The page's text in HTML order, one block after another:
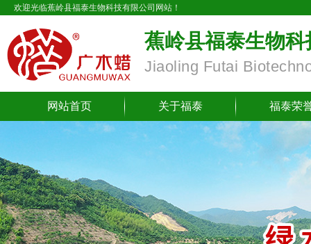
欢迎光临蕉岭县福泰生物科技有限公司网站！
蕉岭县福泰生物
Jiaoling Futai
网站首页 关于福泰 福泰荣